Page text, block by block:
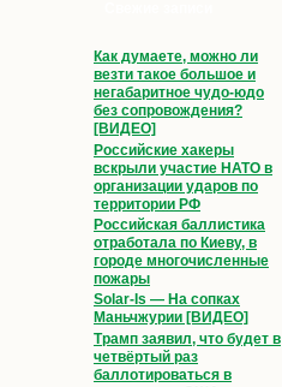
Как думаете, можно ли
везти такое большое и
негабаритное чудо-юдо
без сопровождения?
[ВИДЕО]
Российские хакеры
вскрыли участие НАТО в
организации ударов по
территории РФ
Российская баллистика
отработала по Киеву, в
городе многочисленные
пожары
Solar-Is — На сопках
Маньчжурии [ВИДЕО]
Трамп заявил, что будет в
четвёртый раз
баллотироваться в